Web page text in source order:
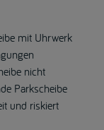
mit Uhrwerk
nicht
Parkscheibe
und riskiert